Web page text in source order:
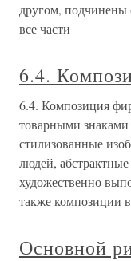
другом,
все части
6.4.
6.4. Композиция
товарными
стилизованные
людей,
художественно
также композиции
Основной